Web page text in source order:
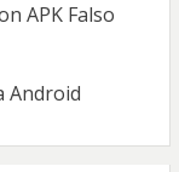
APK Falso
Android